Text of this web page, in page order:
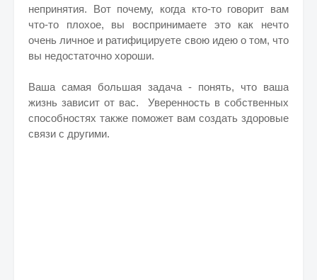
непринятия. Вот почему, когда кто-то говорит вам
что-то плохое, вы воспринимаете это как нечто
очень личное и ратифицируете свою идею о том, что
вы недостаточно хороши.
Ваша самая большая задача - понять, что ваша
жизнь зависит от вас. Уверенность в собственных
способностях также поможет вам создать здоровые
связи с другими.